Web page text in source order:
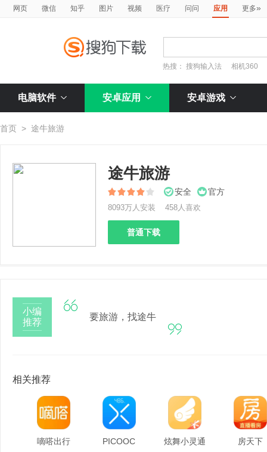
网页 微信 知乎 图片 视频 医疗 问问 应用 更多»
热搜：搜狗输入法 相机360
电脑软件 安卓应用 安卓游戏
首页 > 途牛旅游
途牛旅游
安全 官方
8093万人安装 458人喜欢
普通下载
小编
推荐

要旅游，找途牛

相关推荐
嘀嗒出行 PICOOC 炫舞小灵通 房天下